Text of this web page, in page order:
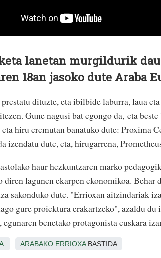
lanetan murgildurik
18an jasoko dute Araba
dituzte, eta ibilbide laburra, laua
Gune nagusi bat egongo da, eta
eta hiru eremutan banatuko dute: Proxima
izendatu dute, eta, hirugarrena,
haur hezkuntzaren marko
diren lagunen ekarpen ekonomikoa. Behar
sakonduko dute. "Errioxan aitzindariak
gure proiektura erakartzeko", azaldu
egunaren benetako protagonista euskara
ARABAKO ERRIOXABASTIDA